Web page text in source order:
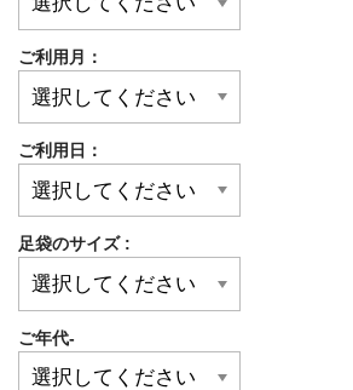
ご利用月：
ご利用日：
足袋のサイズ :
ご年代-